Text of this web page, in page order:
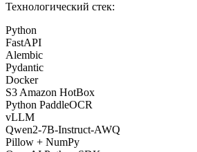
Технологический стек:
Python
FastAPI
Alembic
Pydantic
Docker
S3 Amazon HotBox
Python PaddleOCR
vLLM
Qwen2-7B-Instruct-AWQ
Pillow + NumPy